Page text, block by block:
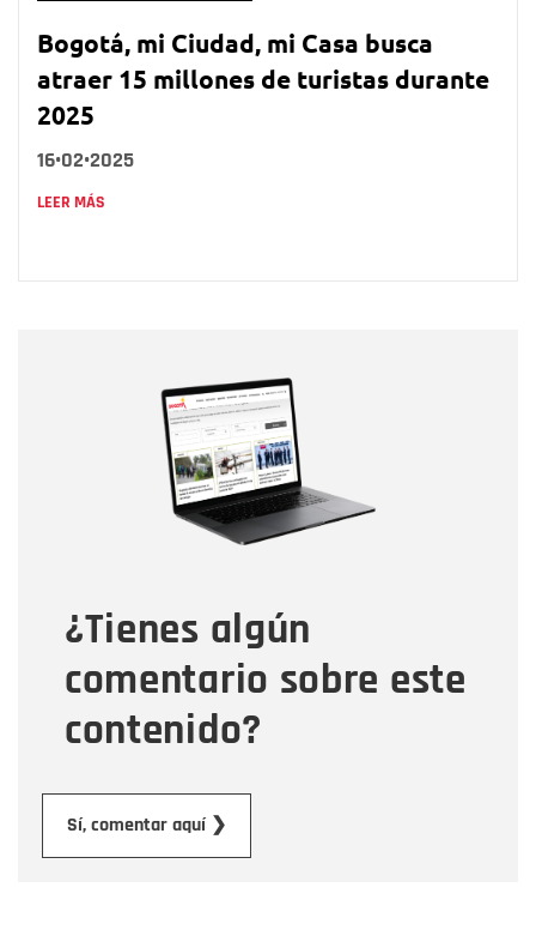
Bogotá, mi Ciudad, mi Casa busca
atraer 15 millones de turistas durante
2025
16•02•2025
LEER MÁS
¿Tienes algún
comentario sobre este
contenido?
Sí, comentar aquí ❯
Correo electrónico
Tipo de comentario
Mensaje